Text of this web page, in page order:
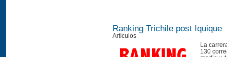
Ranking Trichile post Iquique
Artículos
La
130